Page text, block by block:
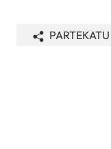
PARTEKATU